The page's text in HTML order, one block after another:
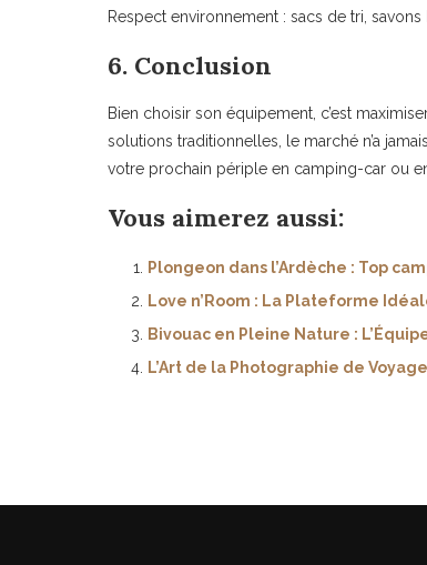
Respect environnement : sacs de tri,
6. Conclusion
Bien choisir son équipement, c’est
solutions traditionnelles, le marché n’a
votre prochain périple en camping-car ou
Vous aimerez aussi:
Plongeon dans l’Ardèche : Top
Love n’Room : La Plateforme
Bivouac en Pleine Nature :
L’Art de la Photographie de